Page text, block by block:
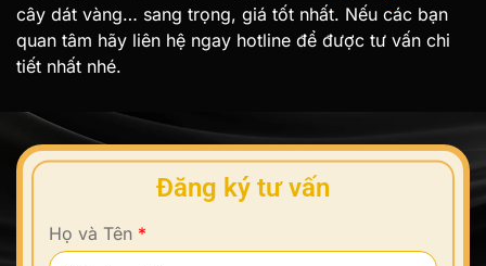
cây dát vàng… sang trọng, giá tốt nhất. Nếu các bạn
quan tâm hãy liên hệ ngay hotline để được tư vấn chi
tiết nhất nhé.
Đăng ký tư vấn
Họ và Tên *